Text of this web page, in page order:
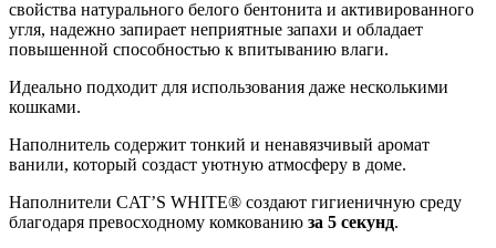
свойства натурального белого бентонита и активированного
угля, надежно запирает неприятные запахи и обладает
повышенной способностью к впитыванию влаги.
Идеально подходит для использования даже несколькими
кошками.
Наполнитель содержит тонкий и ненавязчивый аромат
ванили, который создаст уютную атмосферу в доме.
Наполнители CAT’S WHITE® создают гигиеничную среду
благодаря превосходному комкованию за 5 секунд.